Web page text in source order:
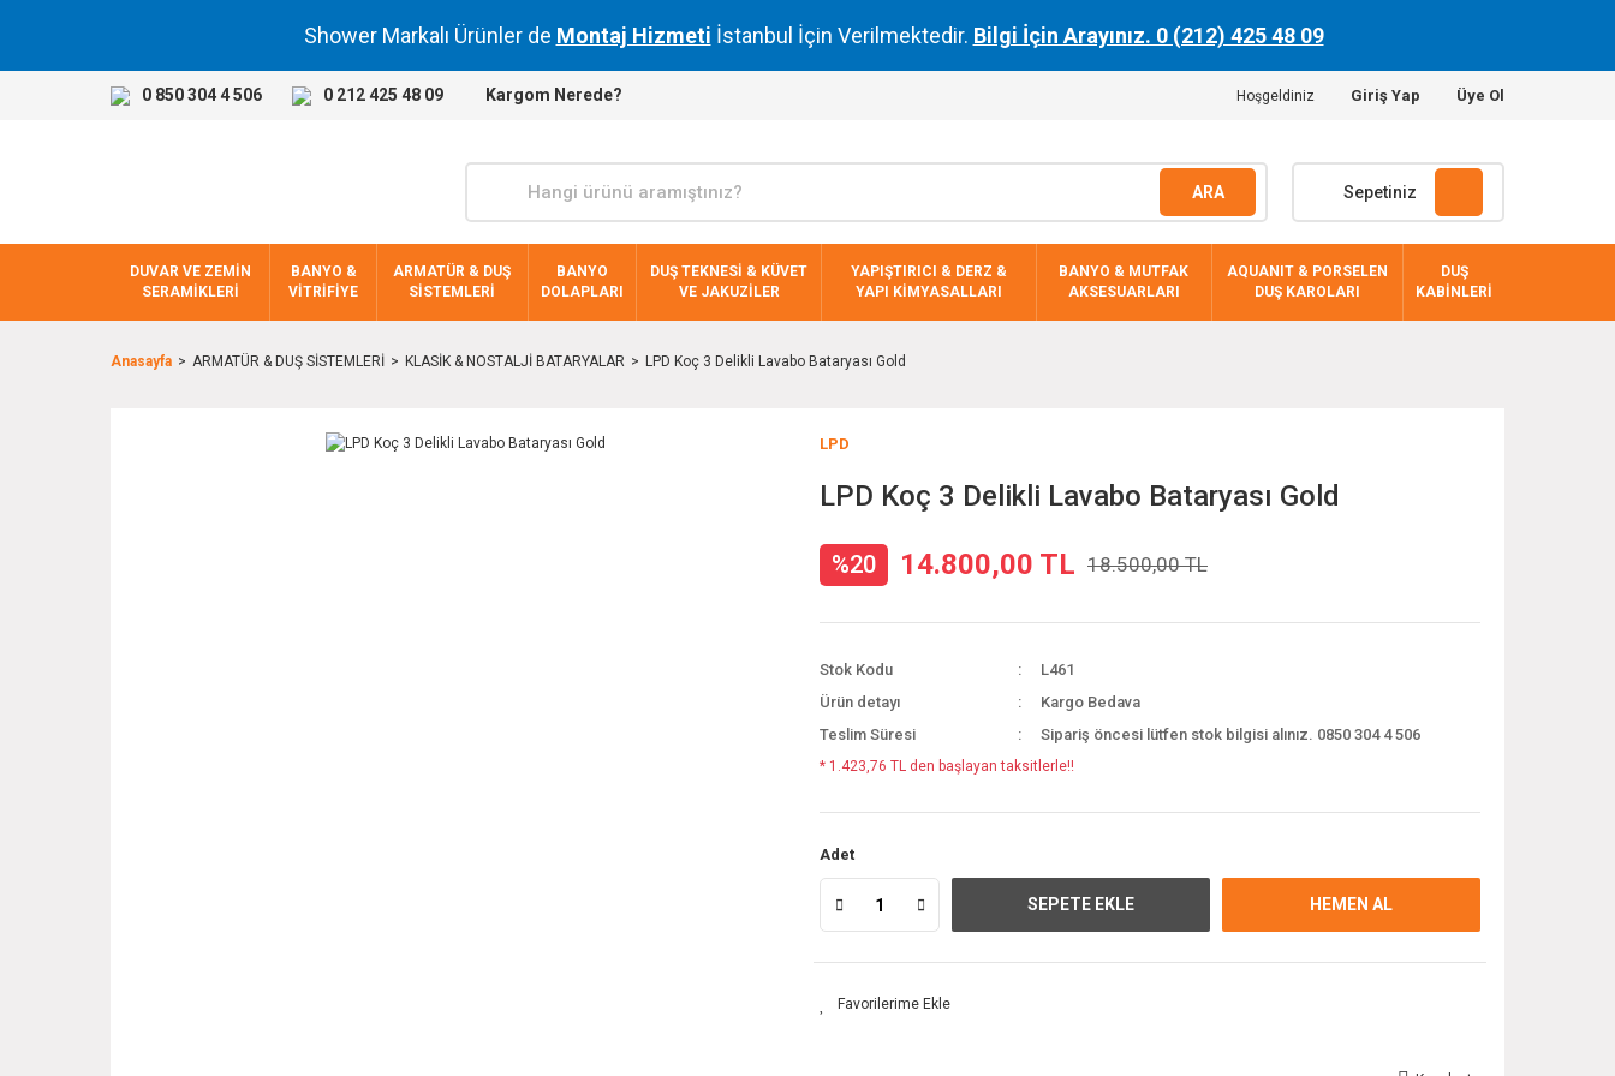
Shower Markalı Ürünler de Montaj Hizmeti İstanbul İçin Verilmektedir. Bilgi İçin Arayınız. 0 (212) 425 48 09
0 850 304 4 506 0 212 425 48 09 Kargom Nerede? Hoşgeldiniz Giriş Yap Üye Ol
ARA Sepetiniz
DUVAR VE ZEMİN
SERAMİKLERİ
BANYO &
VİTRİFİYE
ARMATÜR & DUŞ
SİSTEMLERİ
BANYO
DOLAPLARI
DUŞ TEKNESİ & KÜVET
VE JAKUZİLER
YAPIŞTIRICI & DERZ &
YAPI KİMYASALLARI
BANYO & MUTFAK
AKSESUARLARI
AQUANIT & PORSELEN
DUŞ KAROLARI
DUŞ
KABİNLERİ
Anasayfa ARMATÜR & DUŞ SİSTEMLERİ KLASİK & NOSTALJİ BATARYALAR LPD Koç 3 Delikli Lavabo Bataryası Gold
LPD
LPD Koç 3 Delikli Lavabo Bataryası Gold
%20 14.800,00 TL 18.500,00 TL
Stok Kodu
L461
Ürün detayı
Kargo Bedava
Teslim Süresi
Sipariş öncesi lütfen stok bilgisi alınız. 0850 304 4 506
* 1.423,76 TL den başlayan taksitlerle!!
Adet
SEPETE EKLE HEMEN AL